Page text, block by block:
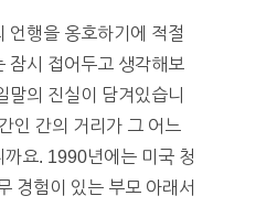
언행을 옹호하기에 적절
잠시 접어두고 생각해보
말의 진실이 담겨있습니
인 간의 거리가 그 어느
까요. 1990년에는 미국 청
경험이 있는 부모 아래서